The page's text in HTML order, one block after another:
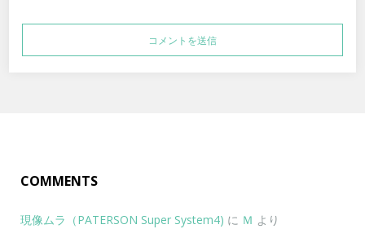
COMMENTS
現像ムラ（PATERSON Super System4) に Ｍ より